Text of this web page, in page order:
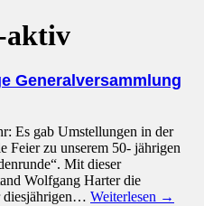
aktiv
Generalversammlung
Es gab Umstellungen in der
Feier zu unserem 50- jährigen
Mit dieser
Wolfgang Harter die
diesjährigen… Weiterlesen →